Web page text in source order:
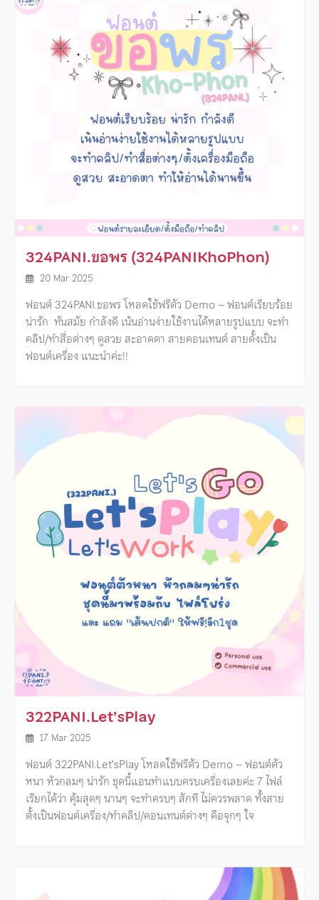
324PANI.ขอพร (324PANIKhoPhon)
20 Mar 2025
ฟอนต์ 324PANI.ขอพร โหลดใช้ฟรีตัว Demo – ฟอนต์เรียบร้อย
น่ารัก ทันสมัย กำลังดี เน้นอ่านง่ายใช้งานได้หลายรูปแบบ จะทำ
คลิป/ทำสื่อต่างๆ ดูสวย สะอาดตา สายคอนเทนต์ สายตั้งเป็น
ฟอนต์เครื่อง แนะนำค่ะ!!
322PANI.Let’sPlay
17 Mar 2025
ฟอนต์ 322PANI.Let’sPlay โหลดใช้ฟรีตัว Demo – ฟอนต์ตัว
หนา หัวกลมๆ น่ารัก ชุดนี้แอนทำแบบครบเครื่องเลยค่ะ 7 ไฟล์
เรียกได้ว่า คุ้มสุดๆ นานๆ จะทำครบๆ สักที ไม่ควรพลาด ทั้งสาย
ตั้งเป็นฟอนต์เครื่อง/ทำคลิป/คอนเทนต์ต่างๆ คือจุกๆ ใจ